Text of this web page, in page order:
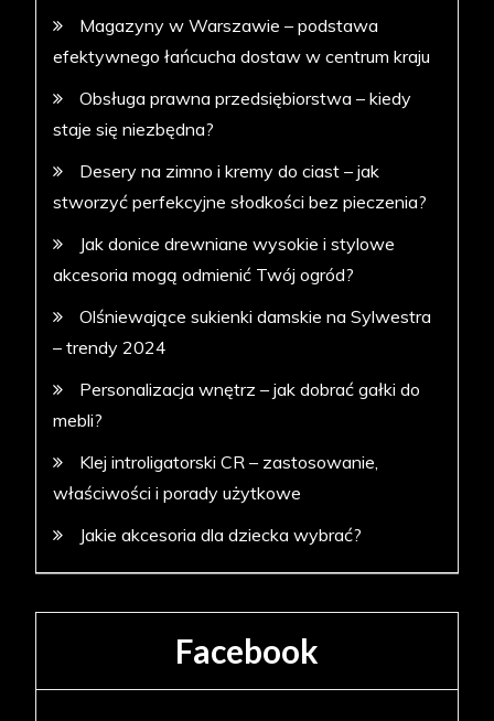
Magazyny w Warszawie – podstawa
efektywnego łańcucha dostaw w centrum kraju
Obsługa prawna przedsiębiorstwa – kiedy
staje się niezbędna?
Desery na zimno i kremy do ciast – jak
stworzyć perfekcyjne słodkości bez pieczenia?
Jak donice drewniane wysokie i stylowe
akcesoria mogą odmienić Twój ogród?
Olśniewające sukienki damskie na Sylwestra
– trendy 2024
Personalizacja wnętrz – jak dobrać gałki do
mebli?
Klej introligatorski CR – zastosowanie,
właściwości i porady użytkowe
Jakie akcesoria dla dziecka wybrać?
Facebook